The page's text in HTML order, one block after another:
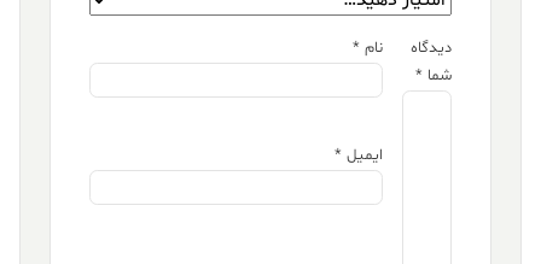
دیدگاه
شما *
نام *
ایمیل *